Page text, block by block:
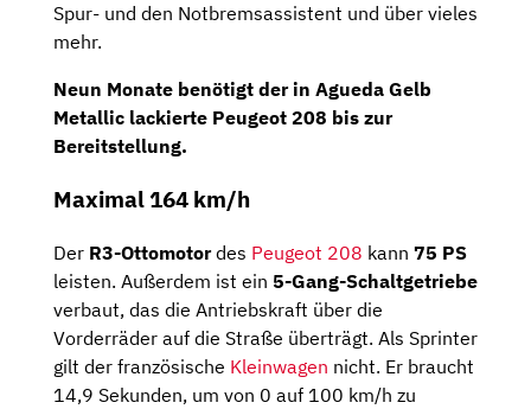
Spur- und den Notbremsassistent und über vieles
mehr.
Neun Monate benötigt der in Agueda Gelb
Metallic lackierte Peugeot 208 bis zur
Bereitstellung.
Maximal 164 km/h
Der R3-Ottomotordes Peugeot 208 kann 75 PS
leisten. Außerdem ist ein 5-Gang-Schaltgetriebe
verbaut, das die Antriebskraft über die
Vorderräder auf die Straße überträgt. Als Sprinter
gilt der französische Kleinwagen nicht. Er braucht
14,9 Sekunden, um von 0 auf 100 km/h zu